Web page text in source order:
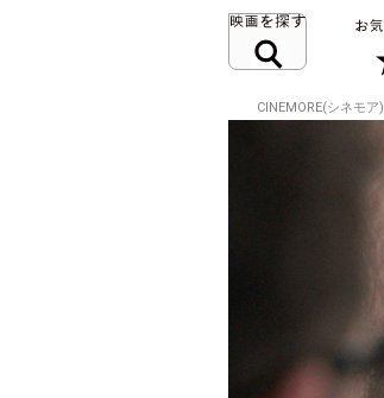
CINEMORE(シネモア)